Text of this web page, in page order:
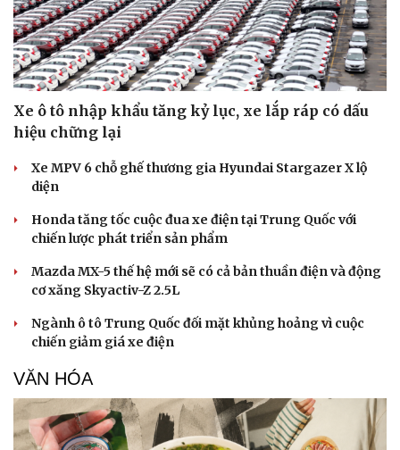
Âm nhạc
Di sản
Sao Việt
Xe ô tô nhập khẩu tăng kỷ lục, xe lắp ráp có dấu
hiệu chững lại
Xe MPV 6 chỗ ghế thương gia Hyundai Stargazer X lộ
diện
Honda tăng tốc cuộc đua xe điện tại Trung Quốc với
chiến lược phát triển sản phẩm
Mazda MX-5 thế hệ mới sẽ có cả bản thuần điện và động
cơ xăng Skyactiv-Z 2.5L
Ngành ô tô Trung Quốc đối mặt khủng hoảng vì cuộc
chiến giảm giá xe điện
VĂN HÓA